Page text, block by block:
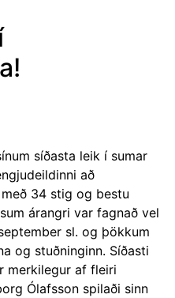
síðasta leik í sumar
að
34 stig og bestu
árangri var fagnað vel
sl. og þökkum
og stuðninginn. Síðasti
merkilegur af fleiri
Ólafsson spilaði sinn